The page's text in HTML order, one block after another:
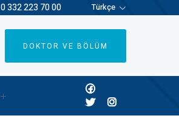
0 332 223 70 00 Türkçe
DOKTOR VE BÖLÜM